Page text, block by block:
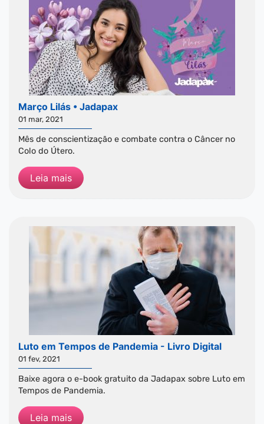
Março Lilás • Jadapax
01 mar, 2021
Mês de conscientização e combate contra o Câncer no
Colo do Útero.
Leia mais
Luto em Tempos de Pandemia - Livro Digital
01 fev, 2021
Baixe agora o e-book gratuito da Jadapax sobre Luto em
Tempos de Pandemia.
Leia mais